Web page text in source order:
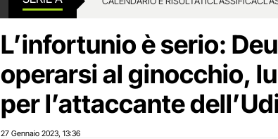
L’infortunio è serio:
operarsi al ginocchio,
per l’attaccante
27 Gennaio 2023 13:36